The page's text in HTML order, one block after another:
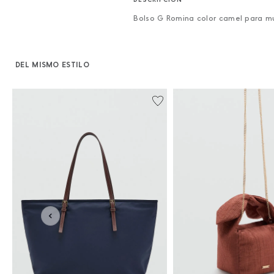
Bolso G Romina color camel para
DEL MISMO ESTILO